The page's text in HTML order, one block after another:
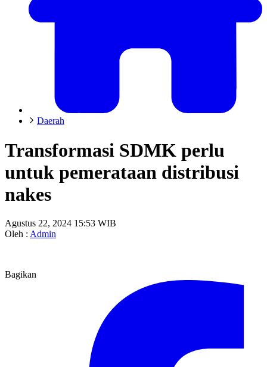
Daerah
Transformasi SDMK perlu
untuk pemerataan distribusi
nakes
Agustus 22, 2024 15:53 WIB
Oleh : Admin
Bagikan